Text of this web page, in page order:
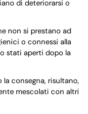
di deteriorarsi o
non si prestano ad
o connessi alla
stati aperti dopo la
consegna, risultano,
mescolati con altri